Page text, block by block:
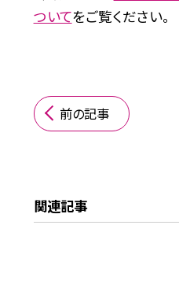
ついてをご覧ください。
前の記事
関連記事